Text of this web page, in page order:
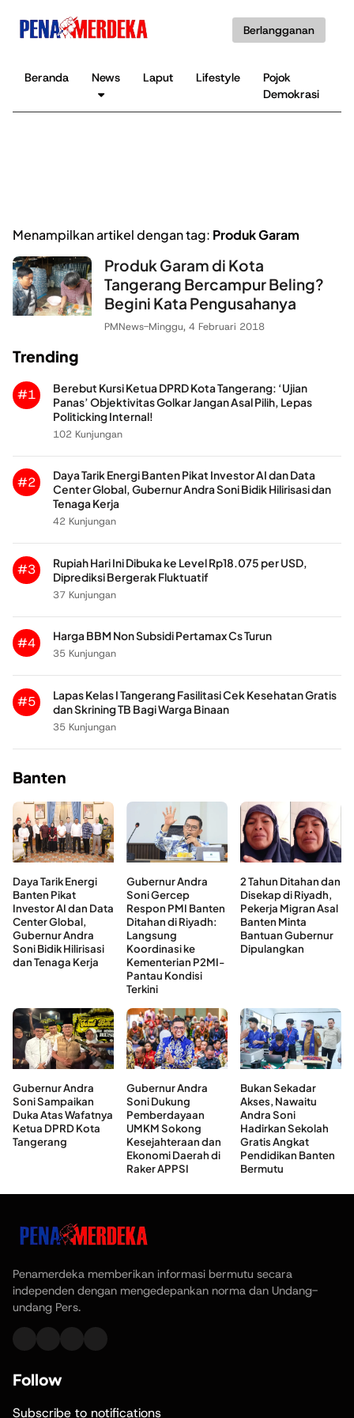
Berlangganan
Beranda News Laput Lifestyle
Pojok
Demokrasi
Menampilkan artikel dengan tag: Produk Garam
Produk Garam di Kota
Tangerang Bercampur Beling?
Begini Kata Pengusahanya
PMNews-Minggu, 4 Februari 2018
Trending
#1
Berebut Kursi Ketua DPRD Kota Tangerang: ‘Ujian
Panas’ Objektivitas Golkar Jangan Asal Pilih, Lepas
Politicking Internal!
102 Kunjungan
#2
Daya Tarik Energi Banten Pikat Investor AI dan Data
Center Global, Gubernur Andra Soni Bidik Hilirisasi dan
Tenaga Kerja
42 Kunjungan
#3
Rupiah Hari Ini Dibuka ke Level Rp18.075 per USD,
Diprediksi Bergerak Fluktuatif
37 Kunjungan
#4
Harga BBM Non Subsidi Pertamax Cs Turun
35 Kunjungan
#5
Lapas Kelas I Tangerang Fasilitasi Cek Kesehatan Gratis
dan Skrining TB Bagi Warga Binaan
35 Kunjungan
Banten
Daya Tarik Energi
Banten Pikat
Investor AI dan Data
Center Global,
Gubernur Andra
Soni Bidik Hilirisasi
dan Tenaga Kerja
Gubernur Andra
Soni Gercep
Respon PMI Banten
Ditahan di Riyadh:
Langsung
Koordinasi ke
Kementerian P2MI-
Pantau Kondisi
Terkini
2 Tahun Ditahan dan
Disekap di Riyadh,
Pekerja Migran Asal
Banten Minta
Bantuan Gubernur
Dipulangkan
Gubernur Andra
Soni Sampaikan
Duka Atas Wafatnya
Ketua DPRD Kota
Tangerang
Gubernur Andra
Soni Dukung
Pemberdayaan
UMKM Sokong
Kesejahteraan dan
Ekonomi Daerah di
Raker APPSI
Bukan Sekadar
Akses, Nawaitu
Andra Soni
Hadirkan Sekolah
Gratis Angkat
Pendidikan Banten
Bermutu
Penamerdeka memberikan informasi bermutu secara
independen dengan mengedepankan norma dan Undang-
undang Pers.
Follow
Subscribe to notifications